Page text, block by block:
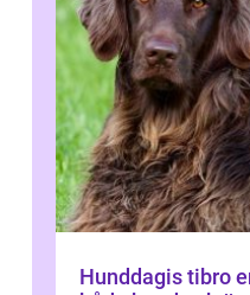
Hunddagis tibro en trygg vardag för